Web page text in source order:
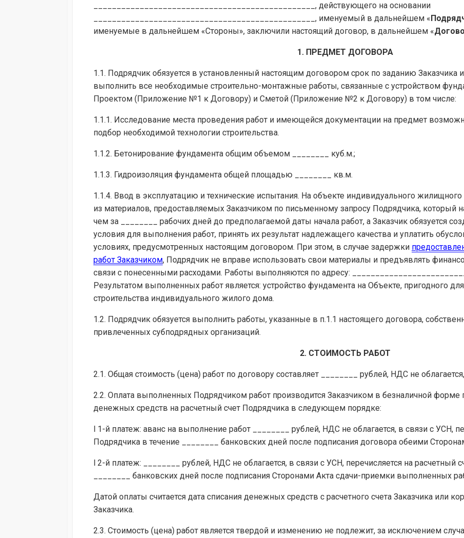
________________________________________________, действующего на основании
________________________________________________, именуемый в дальнейшем «
именуемые в дальнейшем «Стороны», заключили настоящий договор, в дальнейшем «
1. ПРЕДМЕТ ДОГОВОРА
1.1. Подрядчик обязуется в установленный настоящим договором срок по заданию Заказчика
выполнить все необходимые строительно-монтажные работы, связанные с устройством
Проектом (Приложение №1 к Договору) и Сметой (Приложение №2 к Договору) в том числе:
1.1.1. Исследование места проведения работ и имеющейся документации на предмет
подбор необходимой технологии строительства.
1.1.2. Бетонирование фундамента общим объемом ________ куб.м.;
1.1.3. Гидроизоляция фундамента общей площадью ________ кв.м.
1.1.4. Ввод в эксплуатацию и технические испытания. На объекте индивидуального
из материалов, предоставляемых Заказчиком по письменному запросу Подрядчика, который
чем за ________ рабочих дней до предполагаемой даты начала работ, а Заказчик обязуется
условия для выполнения работ, принять их результат надлежащего качества и уплатить
условиях, предусмотренных настоящим договором. При этом, в случае задержки
работ Заказчиком, Подрядчик не вправе использовать свои материалы и предъявлять
связи с понесенными расходами. Работы выполняются по адресу:
Результатом выполненных работ является: устройство фундамента на Объекте, пригодного
строительства индивидуального жилого дома.
1.2. Подрядчик обязуется выполнить работы, указанные в п.1.1 настоящего договора,
привлеченных субподрядных организаций.
2. СТОИМОСТЬ РАБОТ
2.1. Общая стоимость (цена) работ по договору составляет ________ рублей, НДС не
2.2. Оплата выполненных Подрядчиком работ производится Заказчиком в безналичной форме
денежных средств на расчетный счет Подрядчика в следующем порядке:
l 1-й платеж: аванс на выполнение работ ________ рублей, НДС не облагается, в связи с УСН,
Подрядчика в течение ________ банковских дней после подписания договора обеими
l 2-й платеж: ________ рублей, НДС не облагается, в связи с УСН, перечисляется на расчетный
________ банковских дней после подписания Сторонами Акта сдачи-приемки выполненных
Датой оплаты считается дата списания денежных средств с расчетного счета Заказчика или
Заказчика.
2.3. Стоимость (цена) работ является твердой и изменению не подлежит, за исключением